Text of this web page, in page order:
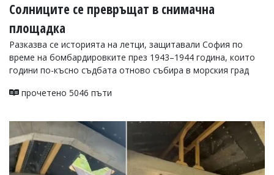
Солниците се превръщат в снимачна
площадка
Разказва се историята на летци, защитавали София по
време на бомбардировките през 1943–1944 година, които
години по-късно съдбата отново събира в морския град
прочетено 5046 пъти